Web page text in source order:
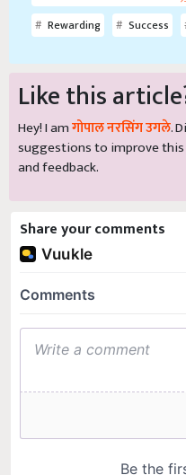
Rewarding
Success
Like this
Hey! I amगोपाल नरसिंग उगले.
suggestions to improve
and feedback.
Share your comments